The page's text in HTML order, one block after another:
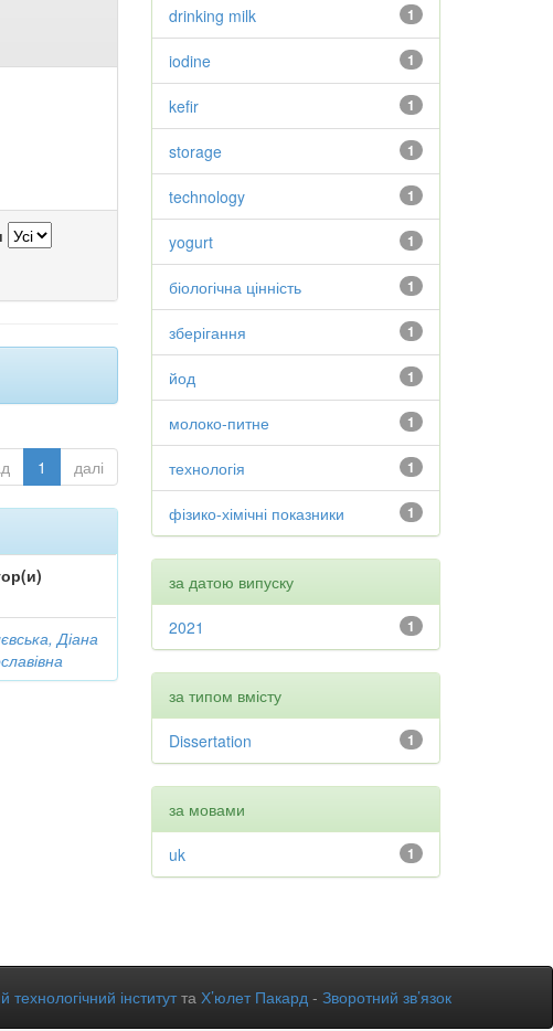
1 далі
Діана
1
drinking milk
1
iodine
1
kefir
1
storage
1
technology
1
yogurt
1
біологічна цінність
1
зберігання
1
йод
1
молоко-питне
1
технологія
1
фізико-хімічні показники
за датою випуску
1
2021
за типом вмісту
1
Dissertation
за мовами
1
uk
технологічний інститутта Х’юлет Пакард - Зворотний зв’язок